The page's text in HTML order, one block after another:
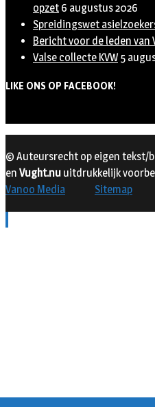
opzet 6 augustus 2026
Spreidingswet
Bericht voor de leden van
Valse collecte KVW 5
LIKE ONS OP FACEBOOK!
© Auteursrecht op eigen tekst/
en Vught.nu uitdrukkelijk
Vanoo Media
Sitemap